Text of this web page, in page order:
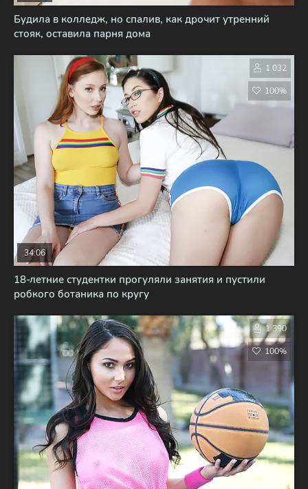
Будила в колледж, но спалив, как дрочит утренний
стояк, оставила парня дома
18-летние студентки прогуляли занятия и пустили
робкого ботаника по кругу
34:06
1 032
100%
1 390
100%